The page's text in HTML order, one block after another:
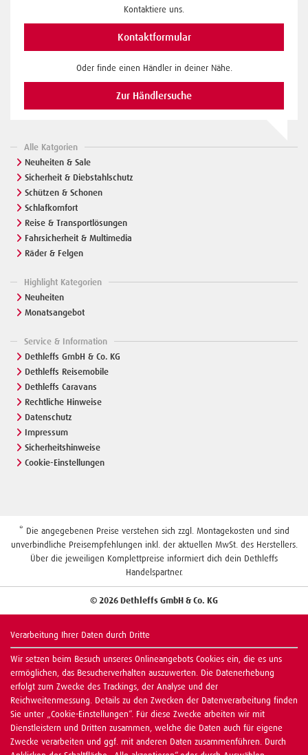
Kontaktiere uns.
Kontaktformular
Oder finde einen Händler in deiner Nähe.
Zur Händlersuche
Alle Katgorien
Neuheiten & Sale
Sicherheit & Diebstahlschutz
Schützen & Schonen
Schlafkomfort
Reise & Transportlösungen
Fahrsicherheit & Multimedia
Räder & Felgen
Highlight Kategorien
Neuheiten
Monatsangebot
Service & Information
Dethleffs GmbH & Co. KG
Dethleffs Reisemobile
Dethleffs Caravans
Rechtliche Hinweise
Datenschutz
Impressum
Sicherheitshinweise
Cookie-Einstellungen
* Die angegebenen Preise verstehen sich zzgl. Montagekosten und sind
unverbindliche Preisempfehlungen inkl. der aktuellen MwSt. des Herstellers.
Über die jeweiligen Komplettpreise informiert dich dein Dethleffs
Handelspartner.
© 2026 Dethleffs GmbH & Co. KG
Verarbeitung Ihrer Daten durch Dritte
Wir setzen beim Besuch unseres Onlineangebots Cookies ein, die es uns
ermöglichen, das Besucherverhalten auszuwerten. Die Datenerhebung
erfolgt zum Zwecke des Trackings, der Analyse und der
Reichweitenmessung. Details zu den Zwecken der Datenverarbeitung finden
Sie unter „Cookie-Einstellungen“. Für diese Zwecke arbeiten wir mit
Dienstleistern und Dritten zusammen, welche die Daten auch für eigene
Zwecke verarbeiten und ggf. mit anderen Daten zusammenführen. Durch